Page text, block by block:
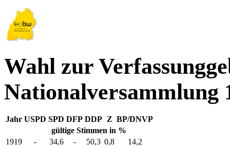
Wahl zur
Nationalversammlung
Jahr USPD SPD DFP DDP Z BP/DNVP
gültige Stimmen in %
1919
- 34,6 - 50,3 0,8 14,2